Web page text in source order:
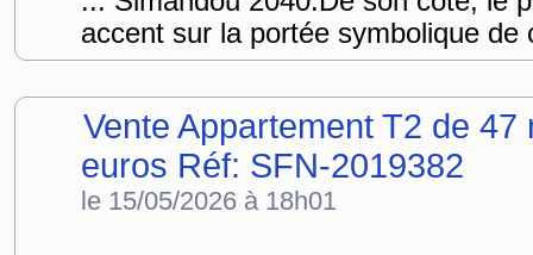
accent sur la portée symbolique
Vente Appartement T2 de 47
euros Réf: SFN-2019382
le 15/05/2026 à 18h01